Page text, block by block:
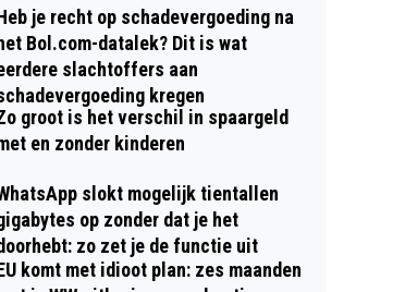
je recht op schadevergoeding na
het Bol.com-datalek? Dit is wat
slachtoffers aan
kregen
groot is het verschil in spaargeld
en zonder kinderen
slokt mogelijk tientallen
op zonder dat je het
zo zet je de functie uit
komt met idioot plan: zes maanden